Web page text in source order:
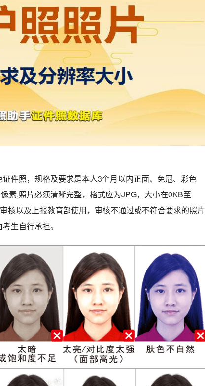
件照，规格及要求是本人3个月以内正面、免冠、彩色
素,照片必须清晰完整，格式应为JPG，大小在0KB至
核以及上报教育部使用，审核不通过或不符合要求的照片
生自行承担。